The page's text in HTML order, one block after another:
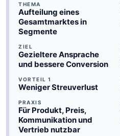
THEMA
Aufteilung eines
Gesamtmarktes in
Segmente
ZIEL
Gezieltere Ansprache
und bessere Conversion
VORTEIL 1
Weniger Streuverlust
PRAXIS
Für Produkt, Preis,
Kommunikation und
Vertrieb nutzbar